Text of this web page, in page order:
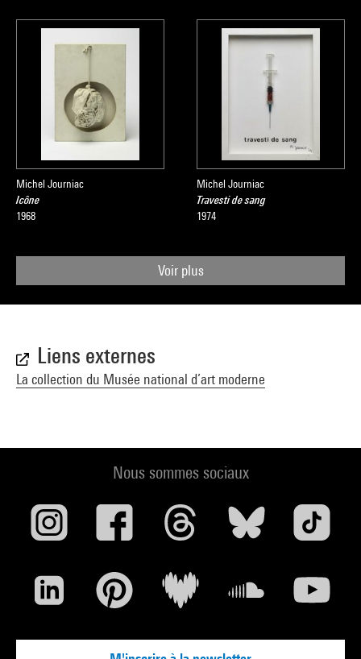
Michel Journiac
Icône
1968
Michel Journiac
Travesti de sang
1974
Voir plus
Liens externes
La collection du Musée national d’art moderne
Nous sommes sociaux